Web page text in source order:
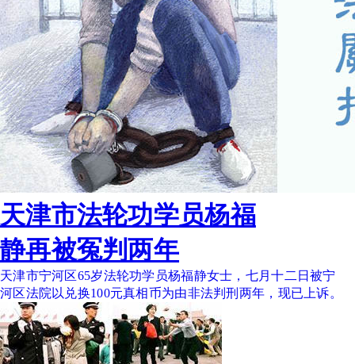
天津市法轮功学员杨福
静再被冤判两年
天津市宁河区65岁法轮功学员杨福静女士，七月十二日被宁
河区法院以兑换100元真相币为由非法判刑两年，现已上诉。